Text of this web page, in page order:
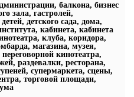
балкона, бизнес
зала, гастролей,
детского сада, дома,
кабинета, кабинета
клуба, коридора,
магазина, музея,
кинотеатра,
раздевалки, ресторана,
супермаркета, сцены,
торговой площади,